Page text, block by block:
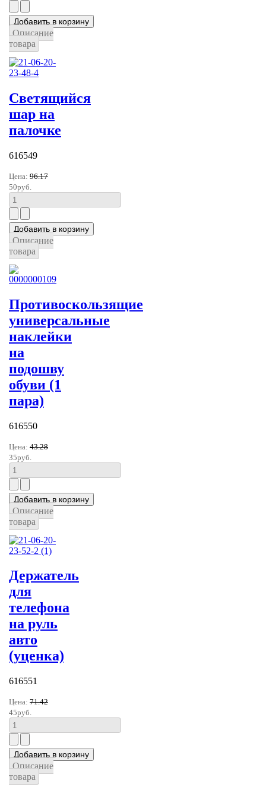
Описание
товара
Светящийся
шар на
палочке
616549
Цена: 96.17
50руб.
Описание
товара
Противоскользящие
универсальные
наклейки
на
подошву
обуви (1
пара)
616550
Цена: 43.28
35руб.
Описание
товара
Держатель
для
телефона
на руль
авто
(уценка)
616551
Цена: 71.42
45руб.
Описание
товара